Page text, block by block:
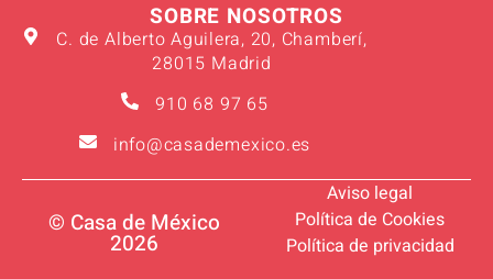
SOBRE NOSOTROS
C. de Alberto Aguilera, 20, Chamberí,
28015 Madrid
910 68 97 65
info@casademexico.es
© Casa de México
2026
Aviso legal
Política de Cookies
Política de privacidad